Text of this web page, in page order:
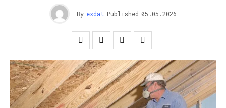
By exdat Published 05.05.2026